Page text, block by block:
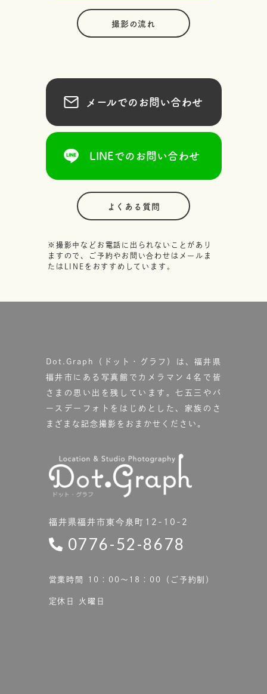
撮影の流れ
メールでのお問い合わせ
LINEでのお問い合わせ
よくある質問
※撮影中などお電話に出られないことがあり
ますので、ご予約やお問い合わせはメールま
たはLINEをおすすめしています。
Dot.Graph（ドット・グラフ）は、福井県
福井市にある写真館で カメラマン４名で皆
さまの思い出を残しています。七五三やバ
ースデーフォトをはじめとした、家族のさ
まざまな記念撮影をおまかせください。
福井県福井市東今泉町12-10-2
0776-52-8678
営業時間 10：00〜18：00（ご予約制）
定休日 火曜日